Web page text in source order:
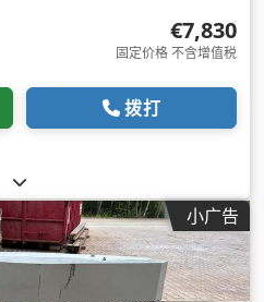
€7,830
固定价格 不含增值税
拨打
小广告